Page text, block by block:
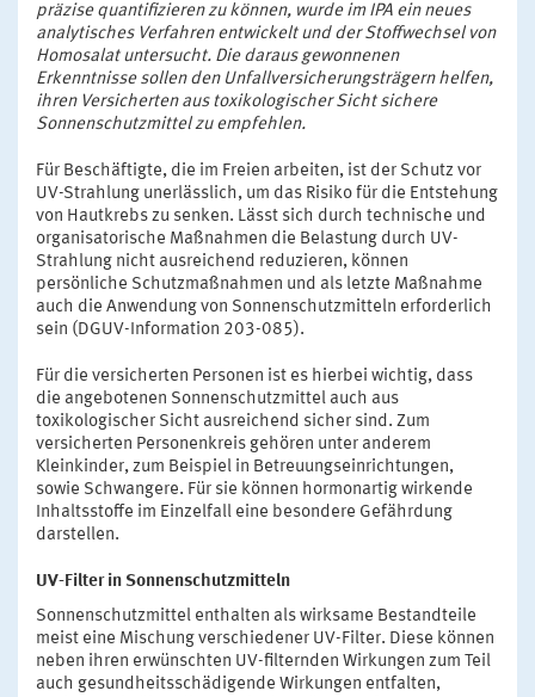
präzise quantifizieren zu können, wurde im IPA ein neues
analytisches Verfahren entwickelt und der Stoffwechsel von
Homosalat untersucht. Die daraus gewonnenen
Erkenntnisse sollen den Unfallversicherungsträgern helfen,
ihren Versicherten aus toxikologischer Sicht sichere
Sonnenschutzmittel zu empfehlen.
Für Beschäftigte, die im Freien arbeiten, ist der Schutz vor
UV-Strahlung unerlässlich, um das Risiko für die Entstehung
von Hautkrebs zu senken. Lässt sich durch technische und
organisatorische Maßnahmen die Belastung durch UV-
Strahlung nicht ausreichend reduzieren, können
persönliche Schutzmaßnahmen und als letzte Maßnahme
auch die Anwendung von Sonnenschutzmitteln erforderlich
sein (DGUV-Information 203-085).
Für die versicherten Personen ist es hierbei wichtig, dass
die angebotenen Sonnenschutzmittel auch aus
toxikologischer Sicht ausreichend sicher sind. Zum
versicherten Personenkreis gehören unter anderem
Kleinkinder, zum Beispiel in Betreuungseinrichtungen,
sowie Schwangere. Für sie können hormonartig wirkende
Inhaltsstoffe im Einzelfall eine besondere Gefährdung
darstellen.
UV-Filter in Sonnenschutzmitteln
Sonnenschutzmittel enthalten als wirksame Bestandteile
meist eine Mischung verschiedener UV-Filter. Diese können
neben ihren erwünschten UV-filternden Wirkungen zum Teil
auch gesundheitsschädigende Wirkungen entfalten,